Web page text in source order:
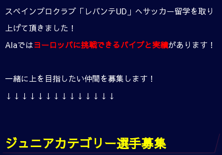
スペインプロクラブ「レバンテUD」へサッカー留学を取り
上げて頂きました！
Alaではヨーロッパに挑戦できるパイプと実績があります！
一緒に上を目指したい仲間を募集します！
↓↓↓↓↓↓↓↓↓↓↓↓↓↓
ジュニアカテゴリー選手募集